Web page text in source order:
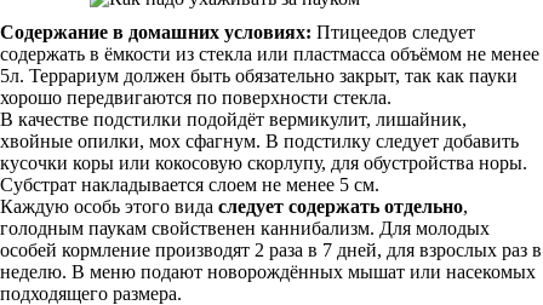
Содержание в домашних условиях: Птицеедов следует
содержать в ёмкости из стекла или пластмасса объёмом не менее
5л. Террариум должен быть обязательно закрыт, так как пауки
хорошо передвигаются по поверхности стекла.
В качестве подстилки подойдёт вермикулит, лишайник,
хвойные опилки, мох сфагнум. В подстилку следует добавить
кусочки коры или кокосовую скорлупу, для обустройства норы.
Субстрат накладывается слоем не менее 5 см.
Каждую особь этого вида следует содержать отдельно,
голодным паукам свойственен каннибализм. Для молодых
особей кормление производят 2 раза в 7 дней, для взрослых раз в
неделю. В меню подают новорождённых мышат или насекомых
подходящего размера.